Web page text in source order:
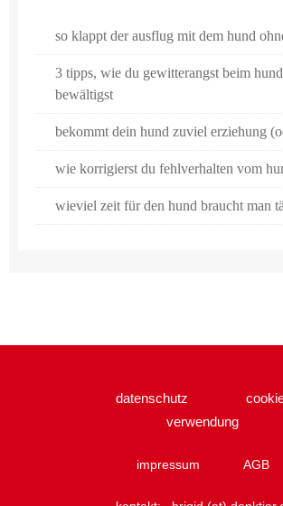
so klappt der ausflug mit dem hund
3 tipps, wie du gewitterangst beim
bewältigst
bekommt dein hund zuviel erziehung
wie korrigierst du fehlverhalten vom
wieviel zeit für den hund braucht man
datenschutz
verwendung
impressum AGB